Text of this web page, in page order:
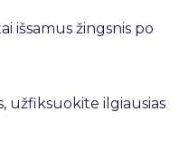
išsamus žingsnis po
užfiksuokite ilgiausias